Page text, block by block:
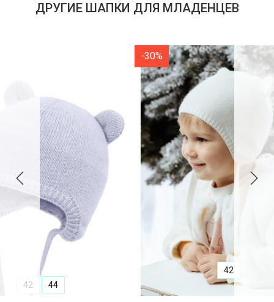
ДРУГИЕ ШАПКИ ДЛЯ МЛАДЕНЦЕВ
-30%